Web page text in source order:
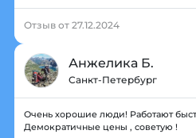
Отзыв от 27.12.2024
Анжелика Б.
Санкт-Петербург
Очень хорошие люди! Работают
Демократичные цены , советую !